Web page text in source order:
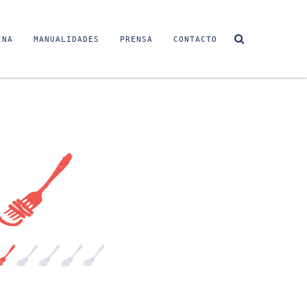
MANUALIDADES PRENSA CONTACTO